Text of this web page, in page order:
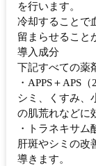
を行います。
冷却することで
留まらせること
導入成分
下記すべての薬
・APPS＋APS
シミ、くすみ、
の肌荒れなどに
・トラネキサム
肝斑やシミの改
導きます。